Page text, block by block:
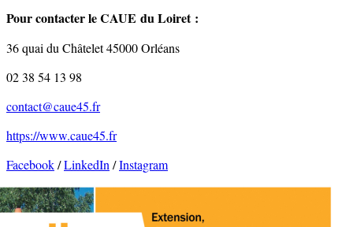
Pour contacter le CAUE du Loiret :
36 quai du Châtelet 45000 Orléans
02 38 54 13 98
contact@caue45.fr
https://www.caue45.fr
Facebook/LinkedIn /Instagram